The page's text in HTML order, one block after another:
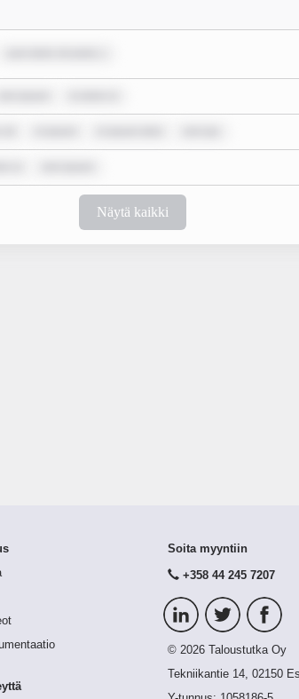
Näytä kaikki
Soita myyntiin
+358 44 245 7207
© 2026 Taloustutka Oy
Tekniikantie 14, 02150